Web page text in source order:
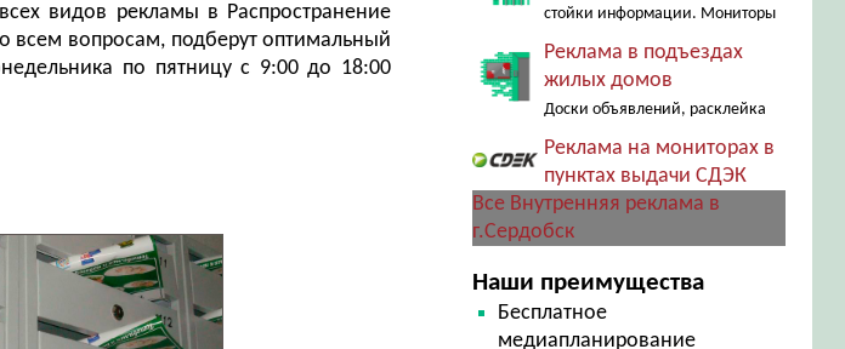
видов рекламы в Распространение
всем вопросам, подберут оптимальный
по пятницу с 9:00 до 18:00
стойки информации. Мониторы
Реклама в подъездах
жилых домов
Доски объявлений, расклейка
Реклама на мониторах в
пунктах выдачи СДЭК
Все Внутренняя реклама в
г.Сердобск
Наши преимущества
Бесплатное
медиапланирование